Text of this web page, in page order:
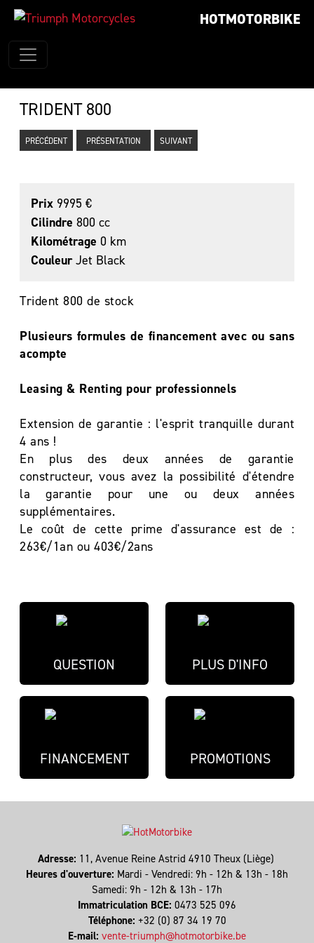
HOTMOTORBIKE
TRIDENT 800
PRÉCÉDENT PRÉSENTATION SUIVANT
Prix 9995 €
Cilindre 800 cc
Kilométrage 0 km
CouleurJet Black
Trident 800 de stock
Plusieurs formules de financement avec ou sans
acompte
Leasing & Renting pour professionnels
Extension de garantie : l'esprit tranquille durant
4 ans !
En plus des deux années de garantie
constructeur, vous avez la possibilité d'étendre
la garantie pour une ou deux années
supplémentaires.
Le coût de cette prime d'assurance est de :
263€/1an ou 403€/2ans
QUESTION PLUS D'INFO
FINANCEMENT PROMOTIONS
Adresse: 11, Avenue Reine Astrid 4910 Theux (Liège)
Heures d'ouverture: Mardi - Vendredi: 9h - 12h & 13h - 18h
Samedi: 9h - 12h & 13h - 17h
Immatriculation BCE: 0473 525 096
Téléphone: +32 (0) 87 34 19 70
E-mail: vente-triumph@hotmotorbike.be